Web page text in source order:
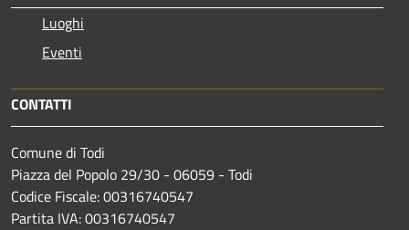
Luoghi
Eventi
CONTATTI
Comune di Todi
Piazza del Popolo 29/30 - 06059 - Todi
Codice Fiscale: 00316740547
Partita IVA: 00316740547